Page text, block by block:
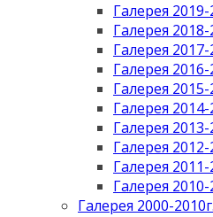
Галерея 2019-
Галерея 2018-
Галерея 2017-
Галерея 2016-
Галерея 2015-
Галерея 2014-
Галерея 2013-
Галерея 2012-
Галерея 2011-
Галерея 2010-
Галерея 2000-2010г.